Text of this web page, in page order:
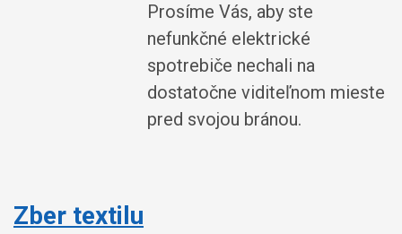
Prosíme Vás, aby ste
nefunkčné elektrické
spotrebiče nechali na
dostatočne viditeľnom mieste
pred svojou bránou.
Zber textilu